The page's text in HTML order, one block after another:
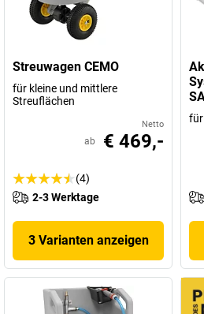
Streuwagen CEMO
für kleine und mittlere
Streuflächen
Netto
ab € 469,-
(4)
2-3 Werktage
3 Varianten anzeigen